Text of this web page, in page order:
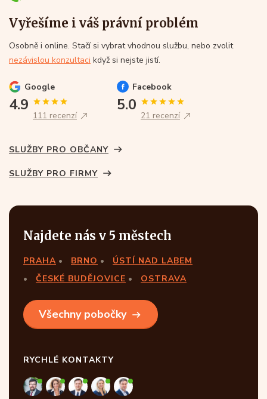
Vyřešíme i váš právní problém
Osobně i online. Stačí si vybrat vhodnou službu, nebo zvolit
nezávislou konzultaci když si nejste jistí.
Google
4.9
111 recenzí
Facebook
5.0
21 recenzí
SLUŽBY PRO OBČANY
SLUŽBY PRO FIRMY
Najdete nás v 5 městech
PRAHA BRNO
ÚSTÍ NAD LABEM
ČESKÉ BUDĚJOVICE
OSTRAVA
Všechny pobočky
RYCHLÉ KONTAKTY